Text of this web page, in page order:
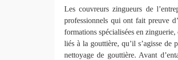
Les couvreurs zingueurs de
professionnels qui ont fait preuve
formations spécialisées en
liés à la gouttière, qu’il s’agisse de
nettoyage de gouttière. Avant